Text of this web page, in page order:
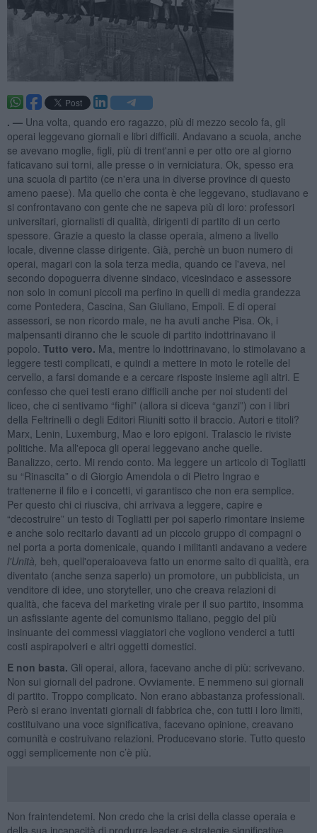
. — Una volta, quando ero ragazzo, più di mezzo secolo fa, gli
operai leggevano giornali e libri difficili. Andavano a scuola, anche
se avevano moglie, figli, più di trent'anni e per otto ore al giorno
faticavano sui torni, alle presse o in verniciatura. Ok, spesso era
una scuola di partito (ce n'era una in diverse province di questo
ameno paese). Ma quello che conta è che leggevano, studiavano e
si confrontavano con gente che ne sapeva più di loro: professori
universitari, giornalisti di qualità, dirigenti di partito di un certo
spessore. Grazie a questo la classe operaia, almeno a livello
locale, divenne classe dirigente. Già, perchè un buon numero di
operai, magari con la sola terza media, quando ce l'aveva, nel
secondo dopoguerra divenne sindaco, vicesindaco e assessore
non solo in comuni piccoli ma perfino in quelli di media grandezza
come Pontedera, Cascina, San Giuliano, Empoli. E di operai
assessori, se non ricordo male, ne ha avuti anche Pisa. Ok, i
malpensanti diranno che le scuole di partito indottrinavano il
popolo. Tutto vero. Ma, mentre lo indottrinavano, lo stimolavano a
leggere testi complicati, e quindi a mettere in moto le rotelle del
cervello, a farsi domande e a cercare risposte insieme agli altri. E
confesso che quei testi erano difficili anche per noi studenti del
liceo, che ci sentivamo “fighi” (allora si diceva “ganzi”) con i libri
della Feltrinelli o degli Editori Riuniti sotto il braccio. Autori e titoli?
Marx, Lenin, Luxemburg, Mao e loro epigoni. Tralascio le riviste
politiche. Ma all'epoca gli operai leggevano anche quelle.
Banalizzo, certo. Mi rendo conto. Ma leggere un articolo di Togliatti
su “Rinascita” o di Giorgio Amendola o di Pietro Ingrao e
trattenerne il filo e i concetti, vi garantisco che non era semplice.
Per questo chi ci riusciva, chi arrivava a leggere, capire e
“decostruire” un testo di Togliatti per poi saperlo rimontare insieme
e anche solo recitarlo davanti ad un piccolo gruppo di compagni o
nel porta a porta domenicale, quando i militanti andavano a vedere
l'Unità, beh, quell'operaioaveva fatto un enorme salto di qualità, era
diventato (anche senza saperlo) un promotore, un pubblicista, un
venditore di idee, uno storyteller, uno che creava relazioni di
qualità, che faceva del marketing virale per il suo partito, insomma
un asfissiante agente del comunismo italiano, peggio del più
insinuante dei commessi viaggiatori che vogliono venderci a tutti
costi aspirapolveri e altri oggetti domestici.
E non basta. Gli operai, allora, facevano anche di più: scrivevano.
Non sui giornali del padrone. Ovviamente. E nemmeno sui giornali
di partito. Troppo complicato. Non erano abbastanza professionali.
Però si erano inventati giornali di fabbrica che, con tutti i loro limiti,
costituivano una voce significativa, facevano opinione, creavano
comunità e costruivano relazioni. Producevano storie. Tutto questo
oggi semplicemente non c’è più.
Non fraintendetemi. Non credo che la crisi della classe operaia e
della sua incapacità di produrre leader e strategie significative